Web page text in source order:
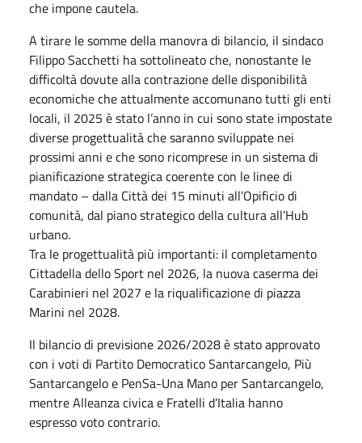
che impone cautela.
A tirare le somme della manovra di bilancio, il sindaco
Filippo Sacchetti ha sottolineato che, nonostante le
difficoltà dovute alla contrazione delle disponibilità
economiche che attualmente accomunano tutti gli enti
locali, il 2025 è stato l’anno in cui sono state impostate
diverse progettualità che saranno sviluppate nei
prossimi anni e che sono ricomprese in un sistema di
pianificazione strategica coerente con le linee di
mandato – dalla Città dei 15 minuti all’Opificio di
comunità, dal piano strategico della cultura all’Hub
urbano.
Tra le progettualità più importanti: il completamento
Cittadella dello Sport nel 2026, la nuova caserma dei
Carabinieri nel 2027 e la riqualificazione di piazza
Marini nel 2028.
Il bilancio di previsione 2026/2028 è stato approvato
con i voti di Partito Democratico Santarcangelo, Più
Santarcangelo e PenSa-Una Mano per Santarcangelo,
mentre Alleanza civica e Fratelli d’Italia hanno
espresso voto contrario.